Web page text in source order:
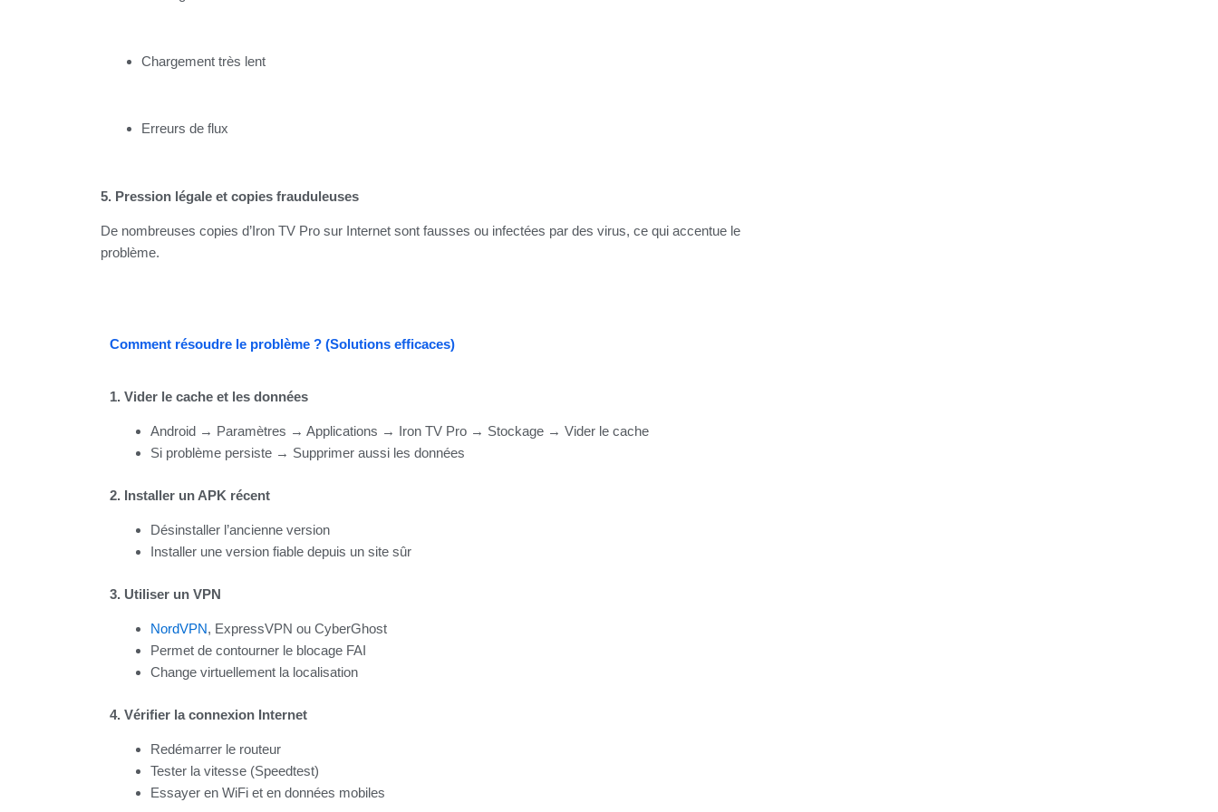
Chargement très lent
Erreurs de flux
5. Pression légale et copies frauduleuses
De nombreuses copies d’Iron TV Pro sur Internet sont fausses ou infectées par des virus, ce qui accentue le
problème.
Comment résoudre le problème ? (Solutions efficaces)
1. Vider le cache et les données
Android → Paramètres → Applications → Iron TV Pro → Stockage → Vider le cache
Si problème persiste → Supprimer aussi les données
2. Installer un APK récent
Désinstaller l’ancienne version
Installer une version fiable depuis un site sûr
3. Utiliser un VPN
NordVPN, ExpressVPN ou CyberGhost
Permet de contourner le blocage FAI
Change virtuellement la localisation
4. Vérifier la connexion Internet
Redémarrer le routeur
Tester la vitesse (Speedtest)
Essayer en WiFi et en données mobiles